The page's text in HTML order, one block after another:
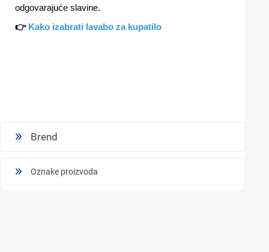
odgovarajuće slavine.
👉 Kako izabrati lavabo za kupatilo
Brend
Oznake proizvoda